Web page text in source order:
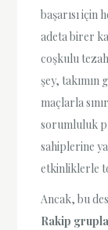
başarısı için
adeta birer
coşkulu
şey, takımın
maçlarla
sorumluluk
sahiplerine
etkinliklerle
Ancak, bu
Rakip